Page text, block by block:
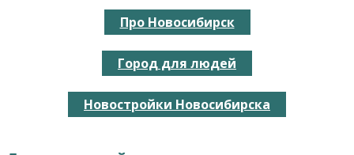
Про Новосибирск
Город для людей
Новостройки Новосибирска